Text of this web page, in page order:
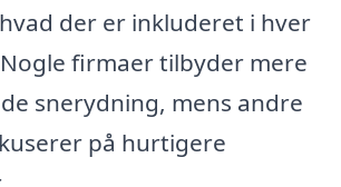
der er inkluderet i hver
firmaer tilbyder mere
snerydning, mens andre
på hurtigere